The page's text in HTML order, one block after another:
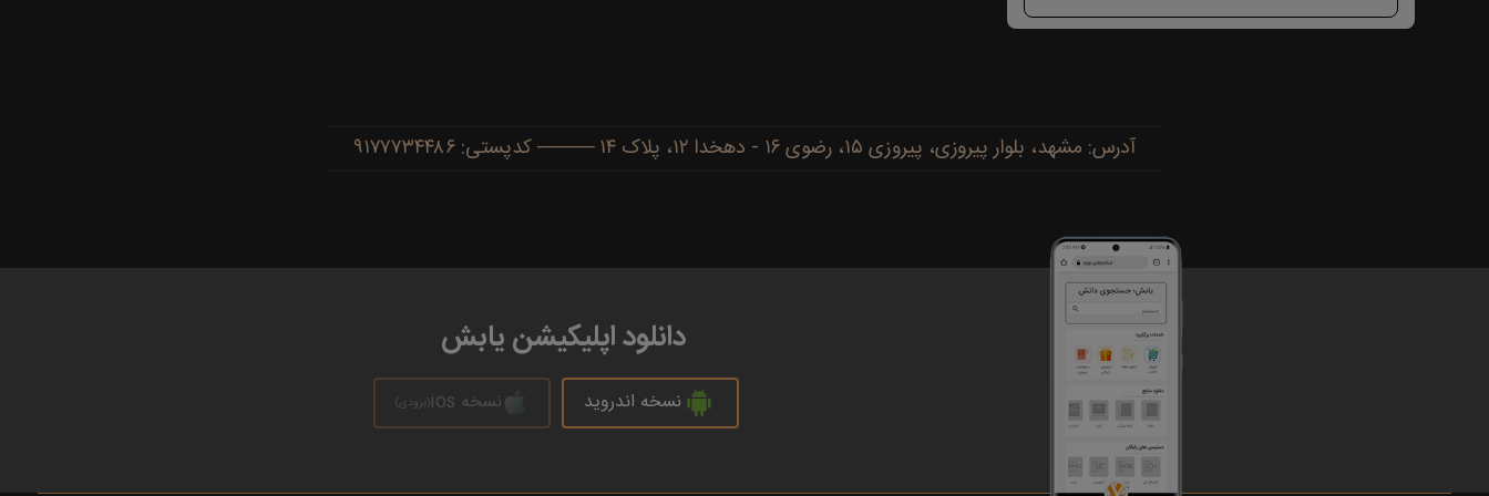
آدرس: مشهد، بلوار پیروزی، پیروزی ۱۵، رضوی ۱۶ - دهخدا ۱۲، پلاک ۱۴ ──── کدپستی: ۹۱۷۷۷۳۴۴۸۶
دانلود اپلیکیشن یابش
نسخه اندروید نسخه ios (بزودی)